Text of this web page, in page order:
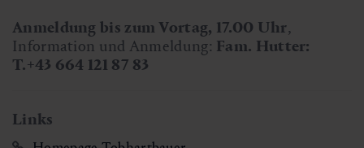
Anmeldung bis zum Vortag, 17.00 Uhr,
Information und Anmeldung: Fam. Hutter:
T.+43 664 121 87 83
Links